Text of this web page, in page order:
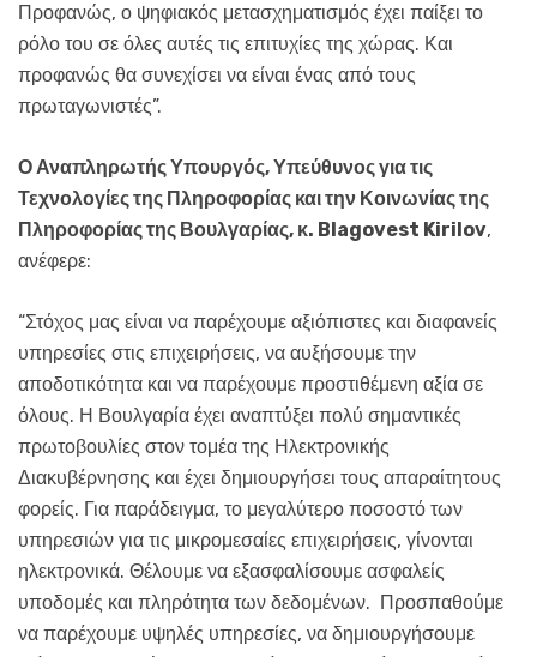
Προφανώς, ο ψηφιακός μετασχηματισμός έχει παίξει το
ρόλο του σε όλες αυτές τις επιτυχίες της χώρας. Και
προφανώς θα συνεχίσει να είναι ένας από τους
πρωταγωνιστές”.
Ο Αναπληρωτής Υπουργός, Υπεύθυνος για τις
Τεχνολογίες της Πληροφορίας και την Κοινωνίας της
Πληροφορίας της Βουλγαρίας, κ. Blagovest Kirilov,
ανέφερε:
“Στόχος μας είναι να παρέχουμε αξιόπιστες και διαφανείς
υπηρεσίες στις επιχειρήσεις, να αυξήσουμε την
αποδοτικότητα και να παρέχουμε προστιθέμενη αξία σε
όλους. Η Βουλγαρία έχει αναπτύξει πολύ σημαντικές
πρωτοβουλίες στον τομέα της Ηλεκτρονικής
Διακυβέρνησης και έχει δημιουργήσει τους απαραίτητους
φορείς. Για παράδειγμα, το μεγαλύτερο ποσοστό των
υπηρεσιών για τις μικρομεσαίες επιχειρήσεις, γίνονται
ηλεκτρονικά. Θέλουμε να εξασφαλίσουμε ασφαλείς
υποδομές και πληρότητα των δεδομένων. Προσπαθούμε
να παρέχουμε υψηλές υπηρεσίες, να δημιουργήσουμε